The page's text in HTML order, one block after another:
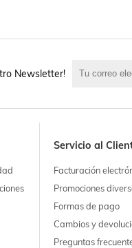
Newsletter!
Servicio al
Facturación
Promociones
Formas de pago
Cambios y
Preguntas